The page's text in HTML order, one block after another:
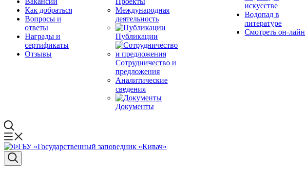
Как добраться
Вопросы и
ответы
Награды и
сертификаты
Отзывы
Международная
деятельность
Публикации
Сотрудничество и
предложения
Аналитические
сведения
Документы
искусстве
Водопад в
литературе
Смотреть он-лайн